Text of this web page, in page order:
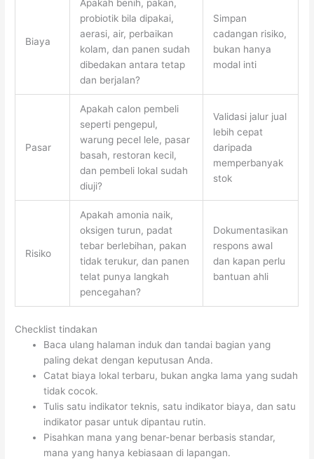
Biaya
Apakah benih, pakan,
probiotik bila dipakai,
aerasi, air, perbaikan
kolam, dan panen sudah
dibedakan antara tetap
dan berjalan?
Simpan
cadangan risiko,
bukan hanya
modal inti
Pasar
Apakah calon pembeli
seperti pengepul,
warung pecel lele, pasar
basah, restoran kecil,
dan pembeli lokal sudah
diuji?
Validasi jalur jual
lebih cepat
daripada
memperbanyak
stok
Risiko
Apakah amonia naik,
oksigen turun, padat
tebar berlebihan, pakan
tidak terukur, dan panen
telat punya langkah
pencegahan?
Dokumentasikan
respons awal
dan kapan perlu
bantuan ahli
Checklist tindakan
Baca ulang halaman induk dan tandai bagian yang
paling dekat dengan keputusan Anda.
Catat biaya lokal terbaru, bukan angka lama yang sudah
tidak cocok.
Tulis satu indikator teknis, satu indikator biaya, dan satu
indikator pasar untuk dipantau rutin.
Pisahkan mana yang benar-benar berbasis standar,
mana yang hanya kebiasaan di lapangan.